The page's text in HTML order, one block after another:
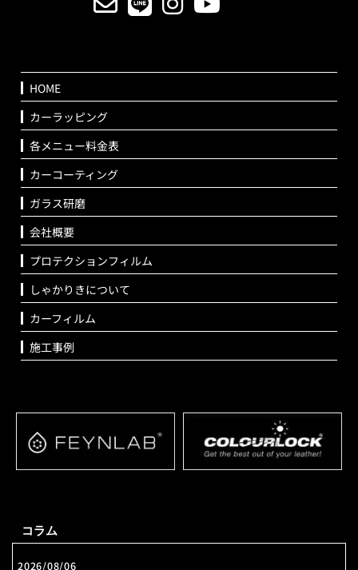
HOME
カーラッピング
各メニュー料金表
カーコーティング
ガラス研磨
会社概要
プロテクションフィルム
しゃかりきについて
カーフィルム
施工事例
コラム
2026/08/06